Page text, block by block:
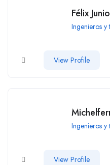
Félix
Ingenieros y
View Profile
Ingenieros y
View Profile